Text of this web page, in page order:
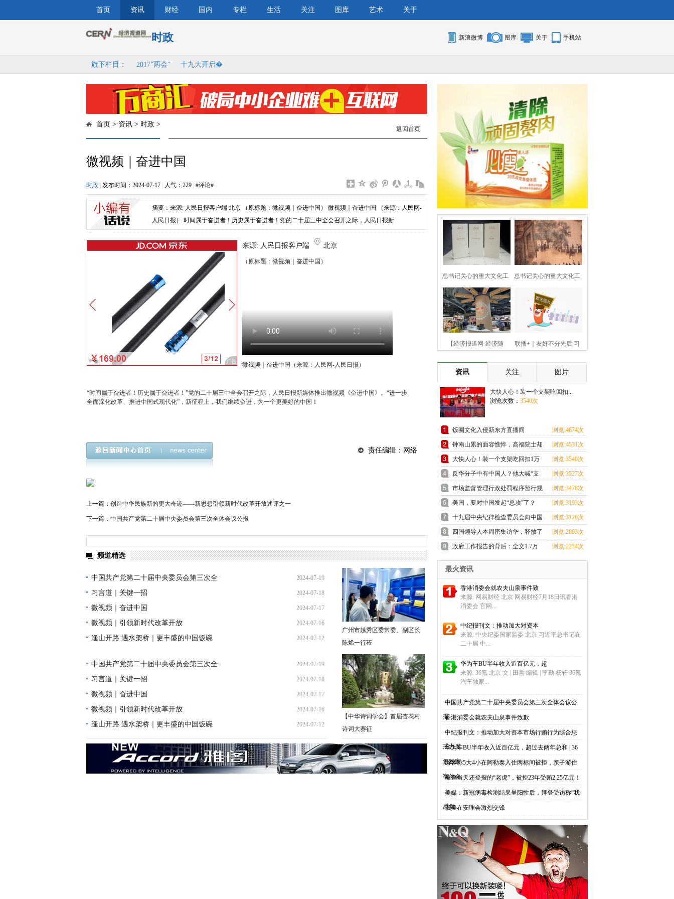
首页 资讯 财经 国内 专栏 生活 关注 图库 艺术 关于
时政 新浪微博 图库 关于 手机站
旗下栏目： 2017“两会” 十九大开启�
首页 > 资讯 > 时政 >
返回首页
微视频｜奋进中国
时政 发布时间：2024-07-17 人气： 229 #评论#
摘要：来源: 人民日报客户端 北京 （原标题：微视频｜奋进中国） 微视频｜奋进中国 （来源：人民网-
人民日报） 时间属于奋进者！历史属于奋进者！党的二十届三中全会召开之际，人民日报新
来源: 人民日报客户端 北京
（原标题：微视频｜奋进中国）
微视频｜奋进中国 （来源：人民网-人民日报）
“时间属于奋进者！历史属于奋进者！”党的二十届三中全会召开之际，人民日报新媒体推出微视频《奋进中国》。“进一步
全面深化改革、推进中国式现代化”，新征程上，我们继续奋进，为一个更美好的中国！
责任编辑：网络
上一篇： 创造中华民族新的更大奇迹——新思想引领新时代改革开放述评之一
下一篇： 中国共产党第二十届中央委员会第三次全体会议公报
频道精选
中国共产党第二十届中央委员会第三次全 2024-07-19
12:09:36
习言道｜关键一招 2024-07-18
11:26:51
微视频｜奋进中国 2024-07-17
09:28:35
微视频｜引领新时代改革开放 2024-07-16
17:11:57
逢山开路 遇水架桥｜更丰盛的中国饭碗 2024-07-12
中国共产党第二十届中央委员会第三次全 2024-07-19
12:09:36
习言道｜关键一招 2024-07-18
11:26:51
微视频｜奋进中国 2024-07-17
09:28:35
微视频｜引领新时代改革开放 2024-07-16
17:11:57
逢山开路 遇水架桥｜更丰盛的中国饭碗 2024-07-12
08:55:20
广州市越秀区委常委、副区长
陈烯一行莅
【中华诗词学会】首届杏花村
诗词大赛征
总书记关心的重大文化工
程｜
总书记关心的重大文化工
程｜
【经济报道网·经济随 联播+｜友好不分先后 习
资讯 关注 图片
大快人心！装一个支架吃回扣...
浏览次数： 3540次
饭圈文化入侵新东方直播间 浏览:4674次
钟南山累的面容憔悴，高福院士却
忙
浏览:4531次
大快人心！装一个支架吃回扣1万
元的
浏览:3540次
反华分子中有中国人？他大喊“支
那
浏览:3527次
市场监督管理行政处罚程序暂行规
定
浏览:3478次
美国，要对中国发起“总攻”了？ 浏览:3193次
十九届中央纪律检查委员会向中国
共
浏览:3126次
四国领导人本周密集访华，释放了
哪
浏览:2893次
政府工作报告的背后：全文1.7万
余字
浏览:2234次
最火资讯
香港消委会就农夫山泉事件致
来源: 网易财经 北京 网易财经7月18日讯香港
消委会 官网...
中纪报刊文：推动加大对资本
来源: 中央纪委国家监委 北京 习近平总书记在
二十届 中...
华为车BU半年收入近百亿元，超
来源: 36氪 北京 文 | 田哲 编辑 | 李勤 杨轩 36氪
汽车独家...
·中国共产党第二十届中央委员会第三次全体会议公
报
·香港消委会就农夫山泉事件致歉
·中纪报刊文：推动加大对资本市场行贿行为综合惩
戒力度
·华为车BU半年收入近百亿元，超过去两年总和 | 36
氪独家
·游客称5大4小在阿勒泰入住两标间被拒，亲子游住
宿你会
·被查当天还登报的“老虎”，被控23年受贿2.25亿元！
·美媒：新冠病毒检测结果呈阳性后，拜登受访称“我
感觉
·俄美在安理会激烈交锋